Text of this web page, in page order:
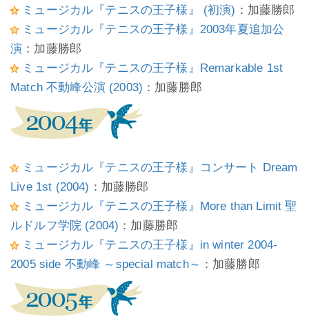
ミュージカル『テニスの王子様』 (初演) ：加藤勝郎
ミュージカル『テニスの王子様』2003年夏追加公
演 ：加藤勝郎
ミュージカル『テニスの王子様』Remarkable 1st
Match 不動峰公演 (2003) ：加藤勝郎
ミュージカル『テニスの王子様』コンサート Dream
Live 1st (2004) ：加藤勝郎
ミュージカル『テニスの王子様』More than Limit 聖
ルドルフ学院 (2004) ：加藤勝郎
ミュージカル『テニスの王子様』in winter 2004-
2005 side 不動峰 ～special match～ ：加藤勝郎